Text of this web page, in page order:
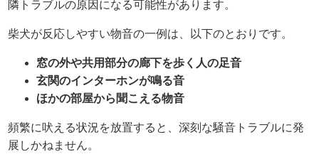
隣トラブルの原因になる可能性があります。
柴犬が反応しやすい物音の一例は、以下のとおりです。
窓の外や共用部分の廊下を歩く人の足音
玄関のインターホンが鳴る音
ほかの部屋から聞こえる物音
頻繁に吠える状況を放置すると、深刻な騒音トラブルに発
展しかねません。